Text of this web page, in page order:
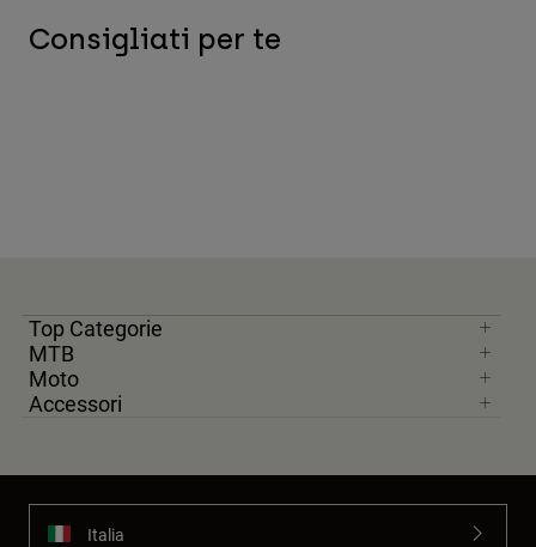
Consigliati per te
Top Categorie
MTB
Moto
Accessori
Italia